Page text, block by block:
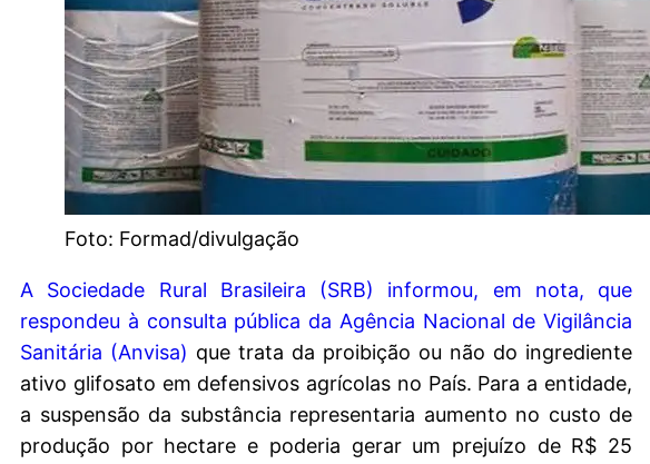
Foto: Formad/divulgação
A Sociedade Rural Brasileira (SRB) informou, em nota, que
respondeu à consulta pública da Agência Nacional de Vigilância
Sanitária (Anvisa) que trata da proibição ou não do ingrediente
ativo glifosato em defensivos agrícolas no País. Para a entidade,
a suspensão da substância representaria aumento no custo de
produção por hectare e poderia gerar um prejuízo de R$ 25